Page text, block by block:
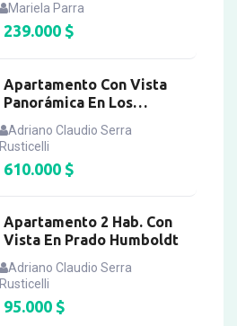
Mariela Parra
239.000$
Apartamento Con Vista
Panorámica En Los
Adriano Claudio Serra
Rusticelli
610.000$
Apartamento 2 Hab. Con
Vista En Prado Humboldt
Adriano Claudio Serra
Rusticelli
95.000$